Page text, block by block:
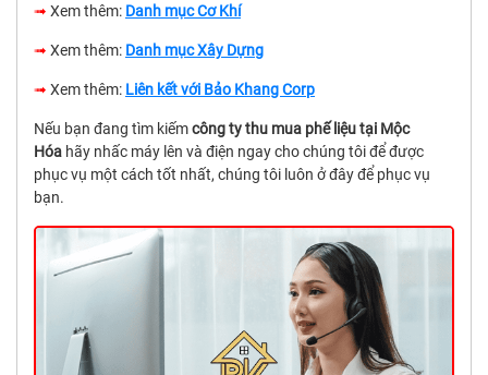
➟ Xem thêm: Danh mục Cơ Khí
➟ Xem thêm: Danh mục Xây Dựng
➟ Xem thêm: Liên kết với Bảo Khang Corp
Nếu bạn đang tìm kiếmcông ty thu mua phế liệu tại Mộc
Hóa hãy nhấc máy lên và điện ngay cho chúng tôi để được
phục vụ một cách tốt nhất, chúng tôi luôn ở đây để phục vụ
bạn.